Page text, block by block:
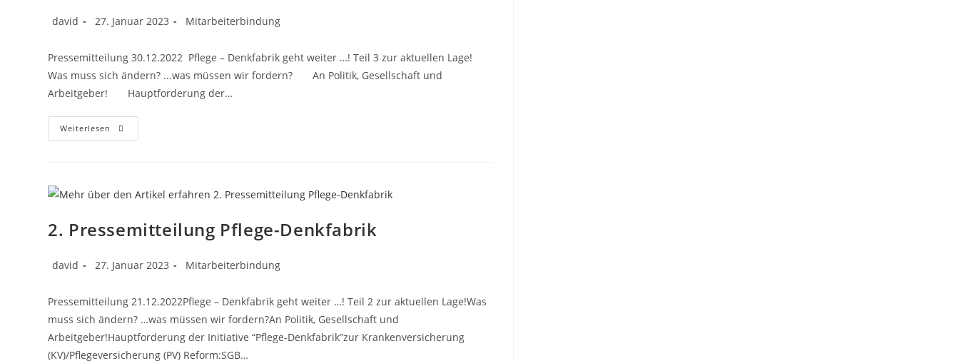
david 27. Januar 2023 Mitarbeiterbindung
Pressemitteilung 30.12.2022 Pflege – Denkfabrik geht weiter …! Teil 3 zur aktuellen Lage!
Was muss sich ändern? ...was müssen wir fordern? An Politik, Gesellschaft und
Arbeitgeber! Hauptforderung der…
Weiterlesen
2. Pressemitteilung Pflege-Denkfabrik
david 27. Januar 2023 Mitarbeiterbindung
Pressemitteilung 21.12.2022Pflege – Denkfabrik geht weiter …! Teil 2 zur aktuellen Lage!Was
muss sich ändern? …was müssen wir fordern?An Politik, Gesellschaft und
Arbeitgeber!Hauptforderung der Initiative “Pflege-Denkfabrik”zur Krankenversicherung
(KV)/Pflegeversicherung (PV) Reform:SGB…